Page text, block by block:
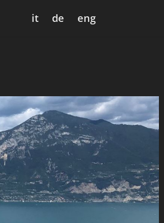
it de eng